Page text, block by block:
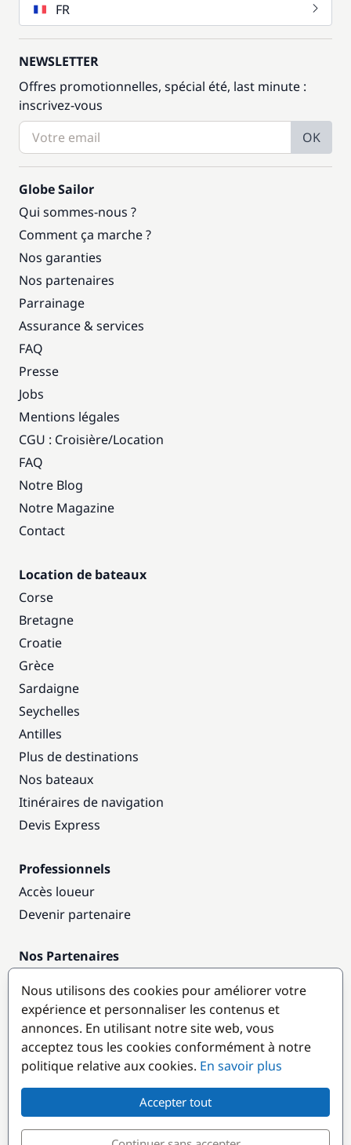
FR
NEWSLETTER
Offres promotionnelles, spécial été, last minute :
inscrivez-vous
OK
Globe Sailor
Qui sommes-nous ?
Comment ça marche ?
Nos garanties
Nos partenaires
Parrainage
Assurance & services
FAQ
Presse
Jobs
Mentions légales
CGU : Croisière/Location
FAQ
Notre Blog
Notre Magazine
Contact
Location de bateaux
Corse
Bretagne
Croatie
Grèce
Sardaigne
Seychelles
Antilles
Plus de destinations
Nos bateaux
Itinéraires de navigation
Devis Express
Professionnels
Accès loueur
Devenir partenaire
Nos Partenaires
Destinations populaires
Nous utilisons des cookies pour améliorer votre
expérience et personnaliser les contenus et
annonces. En utilisant notre site web, vous
acceptez tous les cookies conformément à notre
politique relative aux cookies. En savoir plus
Accepter tout